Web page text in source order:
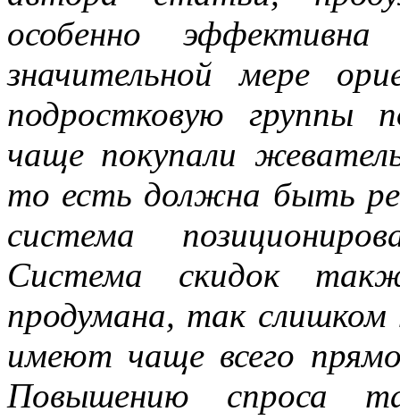
особенно
значительной мере
подростковую группы
чаще покупали
то есть должна быть
система
Система скидок
продумана, так слишком
имеют чаще всего
Повышению спроса